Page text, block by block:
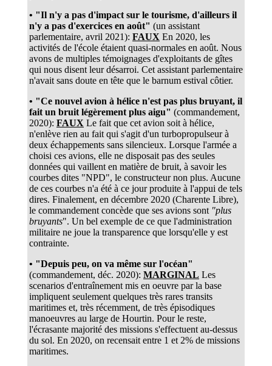
• "Il n'y a pas d'impact sur le tourisme, d'ailleurs il
n'y a pas d'exercices en août" (un assistant
parlementaire, avril 2021): FAUX En 2020, les
activités de l'école étaient quasi-normales en août. Nous
avons de multiples témoignages d'exploitants de gîtes
qui nous disent leur désarroi. Cet assistant parlementaire
n'avait sans doute en tête que le barnum estival côtier.
• "Ce nouvel avion à hélice n'est pas plus bruyant, il
fait un bruit légèrement plus aigu" (commandement,
2020): FAUX Le fait que cet avion soit à hélice,
n'enlève rien au fait qui s'agit d'un turbopropulseur à
deux échappements sans silencieux. Lorsque l'armée a
choisi ces avions, elle ne disposait pas des seules
données qui vaillent en matière de bruit, à savoir les
courbes dites "NPD", le constructeur non plus. Aucune
de ces courbes n'a été à ce jour produite à l'appui de tels
dires. Finalement, en décembre 2020 (Charente Libre),
le commandement concède que ses avions sont "plus
bruyants". Un bel exemple de ce que l'administration
militaire ne joue la transparence que lorsqu'elle y est
contrainte.
• "Depuis peu, on va même sur l'océan"
(commandement, déc. 2020): MARGINAL Les
scenarios d'entraînement mis en oeuvre par la base
impliquent seulement quelques très rares transits
maritimes et, très récemment, de très épisodiques
manoeuvres au large de Hourtin. Pour le reste,
l'écrasante majorité des missions s'effectuent au-dessus
du sol. En 2020, on recensait entre 1 et 2% de missions
maritimes.